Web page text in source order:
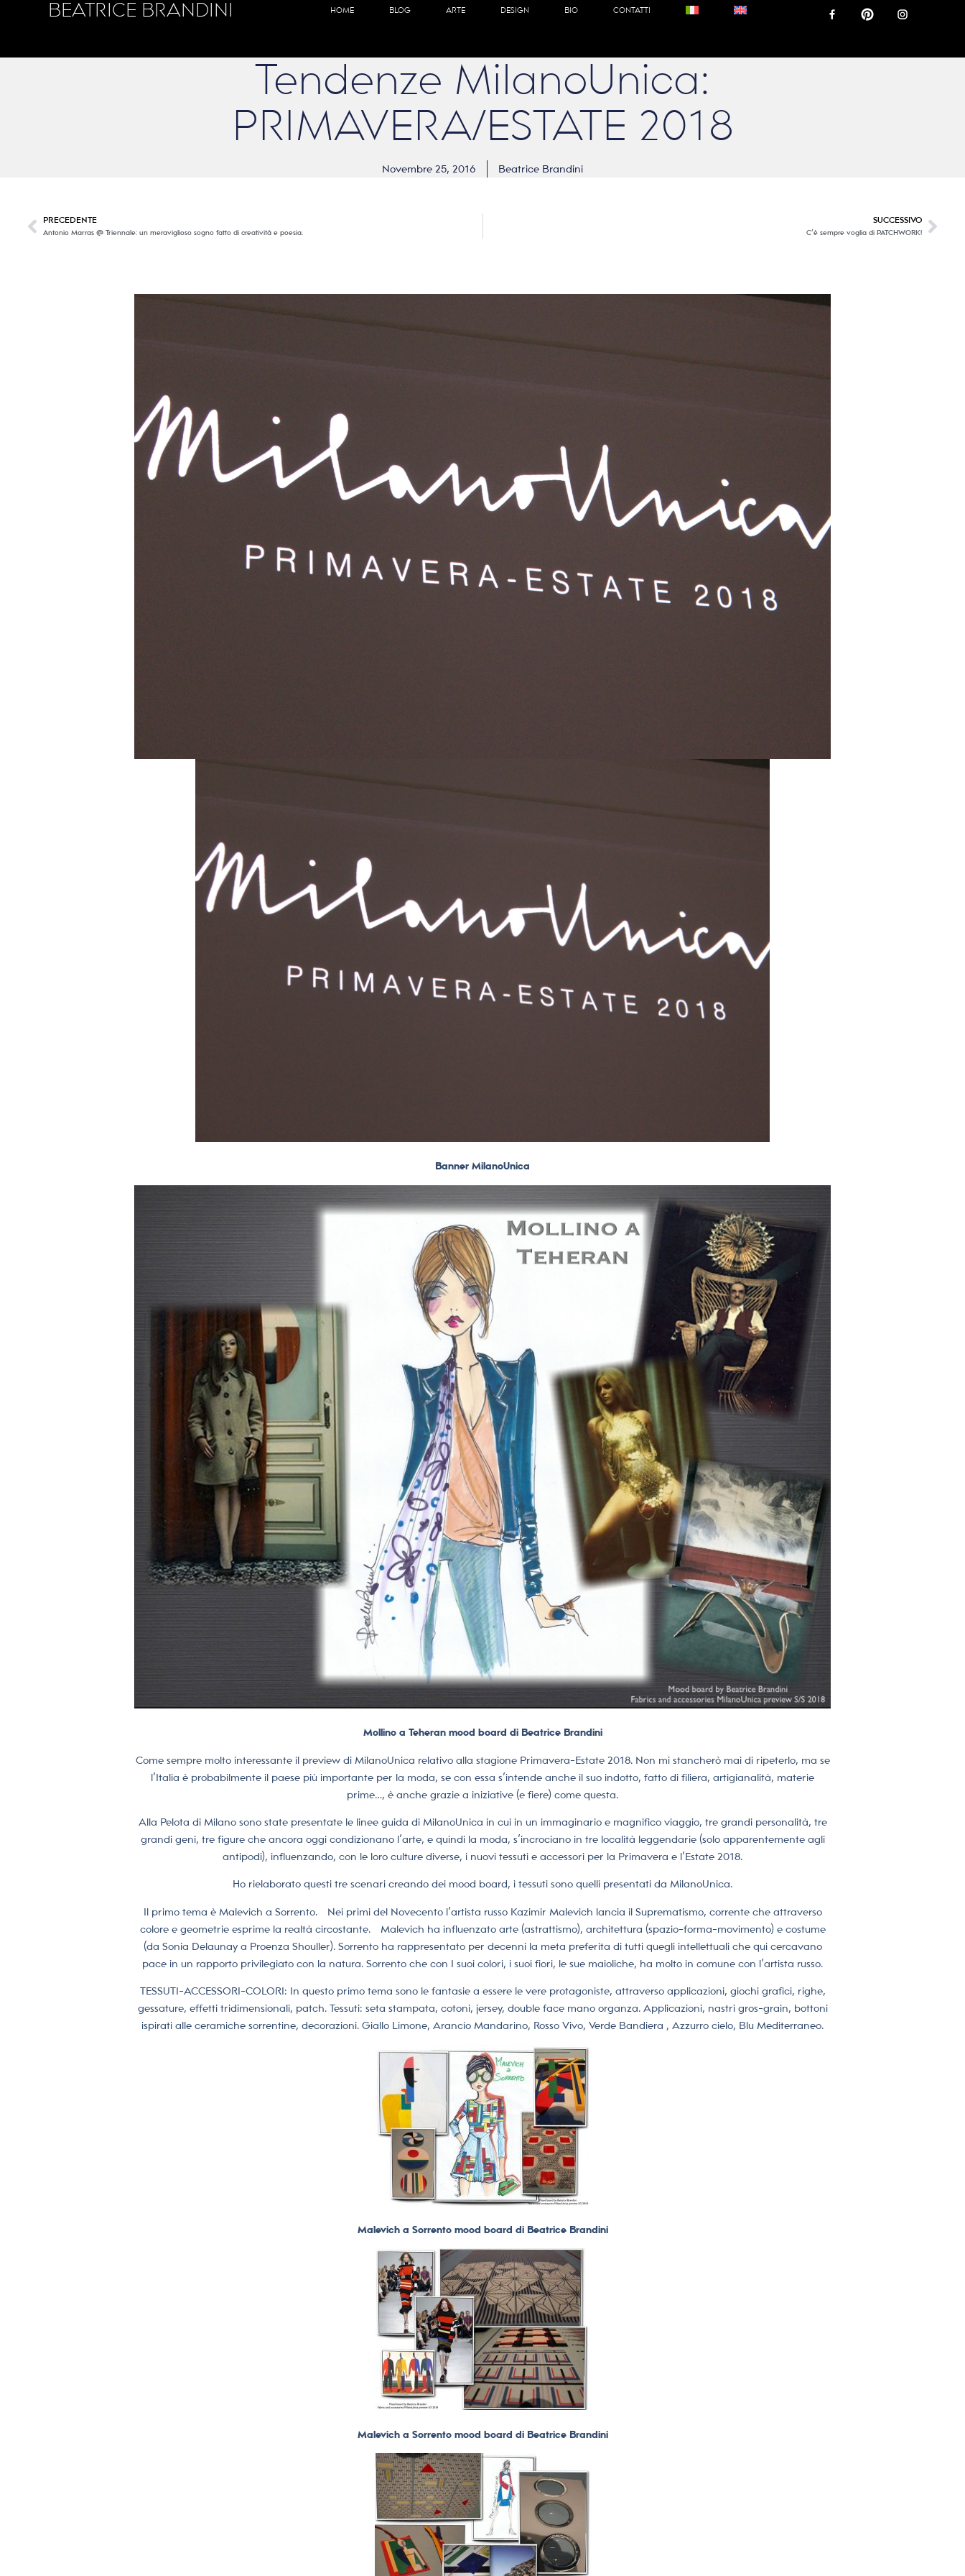
BEATRICE BRANDINI HOME BLOG ARTE DESIGN BIO CONTATTI
Tendenze MilanoUnica:
PRIMAVERA/ESTATE 2018
Novembre 25, 2016 Beatrice Brandini
PRECEDENTE
Antonio Marras @ Triennale: un meraviglioso sogno fatto di creatività e poesia.
SUCCESSIVO
C’è sempre voglia di PATCHWORK!
Banner MilanoUnica
Mollino a Teheran mood board di Beatrice Brandini
Come sempre molto interessante il preview di MilanoUnica relativo alla stagione Primavera-Estate 2018. Non mi stancherò mai di ripeterlo, ma se
l’Italia è probabilmente il paese più importante per la moda, se con essa s’intende anche il suo indotto, fatto di filiera, artigianalità, materie
prime…, è anche grazie a iniziative (e fiere) come questa.
Alla Pelota di Milano sono state presentate le linee guida di MilanoUnica in cui in un immaginario e magnifico viaggio, tre grandi personalità, tre
grandi geni, tre figure che ancora oggi condizionano l’arte, e quindi la moda, s’incrociano in tre località leggendarie (solo apparentemente agli
antipodi), influenzando, con le loro culture diverse, i nuovi tessuti e accessori per la Primavera e l’Estate 2018.
Ho rielaborato questi tre scenari creando dei mood board, i tessuti sono quelli presentati da MilanoUnica.
Il primo tema è Malevich a Sorrento. Nei primi del Novecento l’artista russo Kazimir Malevich lancia il Suprematismo, corrente che attraverso
colore e geometrie esprime la realtà circostante. Malevich ha influenzato arte (astrattismo), architettura (spazio-forma-movimento) e costume
(da Sonia Delaunay a Proenza Shouller). Sorrento ha rappresentato per decenni la meta preferita di tutti quegli intellettuali che qui cercavano
pace in un rapporto privilegiato con la natura. Sorrento che con I suoi colori, i suoi fiori, le sue maioliche, ha molto in comune con l’artista russo.
TESSUTI-ACCESSORI-COLORI: In questo primo tema sono le fantasie a essere le vere protagoniste, attraverso applicazioni, giochi grafici, righe,
gessature, effetti tridimensionali, patch. Tessuti: seta stampata, cotoni, jersey, double face mano organza. Applicazioni, nastri gros-grain, bottoni
ispirati alle ceramiche sorrentine, decorazioni. Giallo Limone, Arancio Mandarino, Rosso Vivo, Verde Bandiera , Azzurro cielo, Blu Mediterraneo.
Malevich a Sorrento mood board di Beatrice Brandini
Malevich a Sorrento mood board di Beatrice Brandini